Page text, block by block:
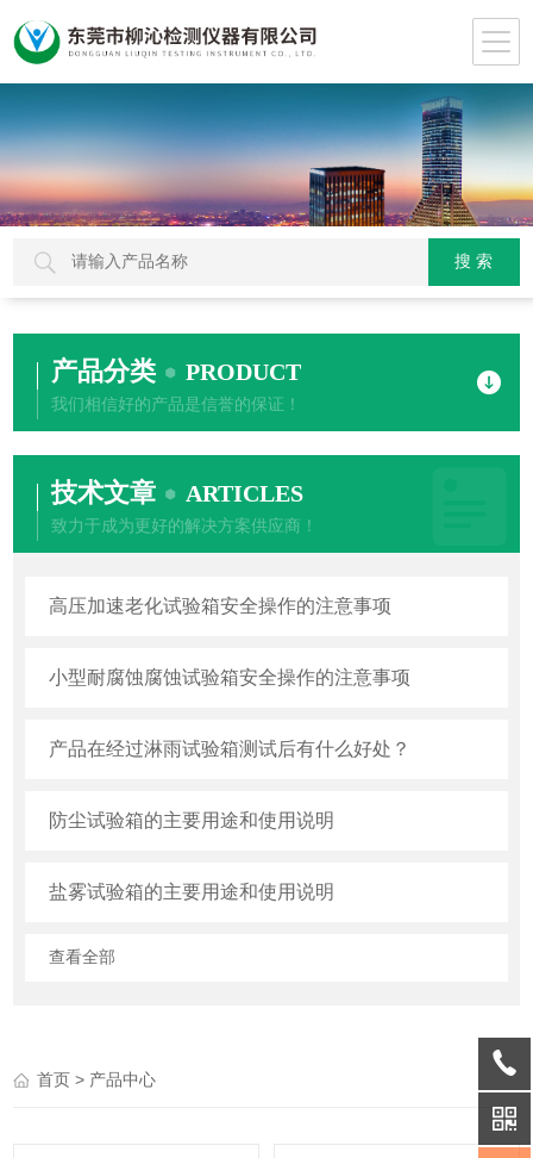
产品分类 PRODUCT
我们相信好的产品是信誉的保证！
技术文章 ARTICLES
致力于成为更好的解决方案供应商！
高压加速老化试验箱安全操作的注意事项
小型耐腐蚀腐蚀试验箱安全操作的注意事项
产品在经过淋雨试验箱测试后有什么好处？
防尘试验箱的主要用途和使用说明
盐雾试验箱的主要用途和使用说明
查看全部
首页 > 产品中心